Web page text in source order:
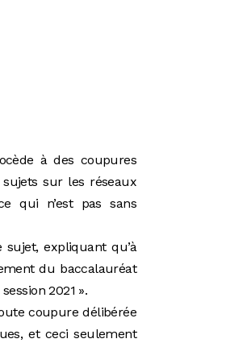
à des coupures
sur les réseaux
qui n’est pas sans
expliquant qu’à
du baccalauréat
2021 ».
coupure délibérée
et ceci seulement